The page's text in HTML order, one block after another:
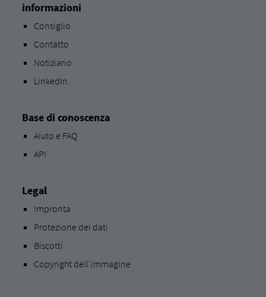
informazioni
Consiglio
Contatto
Notiziario
LinkedIn
Base di conoscenza
Aiuto e FAQ
API
Legal
Impronta
Protezione dei dati
Biscotti
Copyright dell'immagine